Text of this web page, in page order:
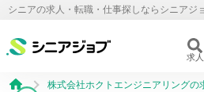
シニアの求人・転職・仕事探しならシニアジ
求人
株式会社ホクトエンジニアリングの